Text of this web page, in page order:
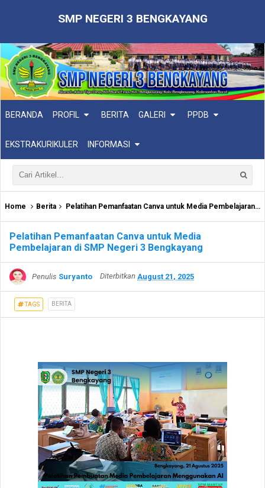
SMP NEGERI 3 BENGKAYANG
BERANDA PROFIL BERITA GALERI PPDB
EKSTRAKURIKULER INFORMASI
Home Berita Pelatihan Pemanfaatan Canva untuk Media Pembelajaran di SMP Negeri 3 Bengkayang
Pelatihan Pemanfaatan Canva untuk Media
Pembelajaran di SMP Negeri 3 Bengkayang
Penulis Suryanto Diterbitkan August 21, 2025
TAGS BERITA